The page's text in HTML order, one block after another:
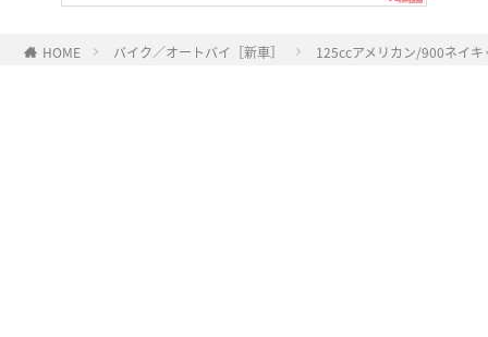
HOME バイク／オートバイ［新車］ 125ccアメリカン/900ネイ